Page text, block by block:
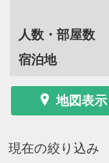
人数・部屋数
宿泊地
地図表示
現在の絞り込み